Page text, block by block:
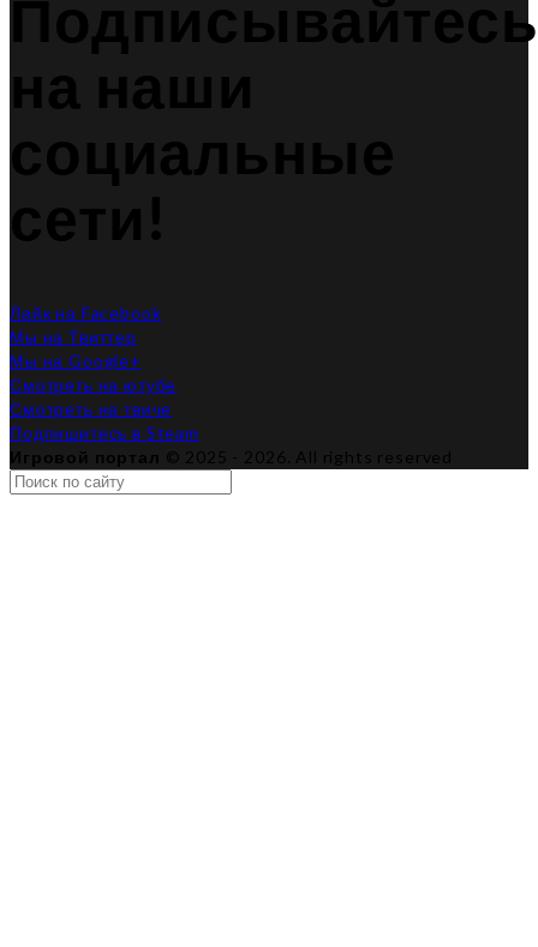
Подписывайтесь
на наши
социальные
сети!
Лайк на Facebook
Мы на Твиттер
Мы на Google+
Смотреть на ютубе
Смотреть на твиче
Подпишитесь в Steam
Игровой портал © 2025 - 2026. All rights reserved